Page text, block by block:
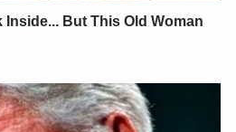
But This Old Woman